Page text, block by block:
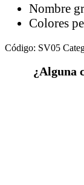
Nombre
Colores
Código: SV05
¿Alguna